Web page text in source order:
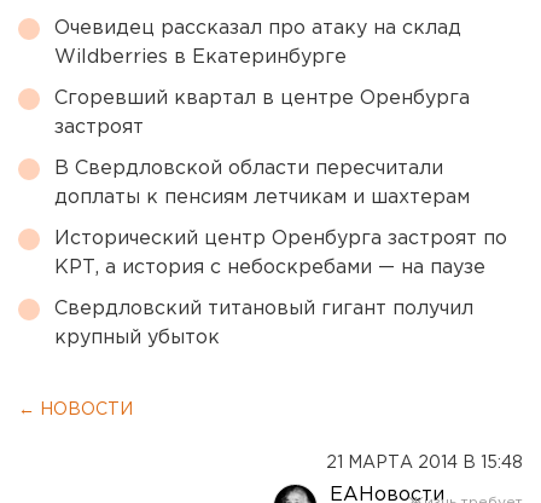
Очевидец рассказал про атаку на склад
Wildberries в Екатеринбурге
Сгоревший квартал в центре Оренбурга
застроят
В Свердловской области пересчитали
доплаты к пенсиям летчикам и шахтерам
Исторический центр Оренбурга застроят по
КРТ, а история с небоскребами — на паузе
Свердловский титановый гигант получил
крупный убыток
← НОВОСТИ
21 МАРТА 2014 В 15:48
ЕАНовости